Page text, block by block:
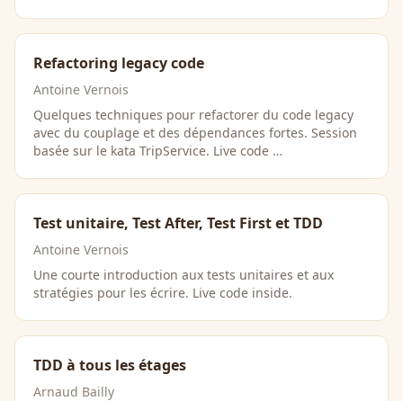
Refactoring legacy code
Antoine Vernois
Quelques techniques pour refactorer du code legacy
avec du couplage et des dépendances fortes. Session
basée sur le kata TripService. Live code …
Test unitaire, Test After, Test First et TDD
Antoine Vernois
Une courte introduction aux tests unitaires et aux
stratégies pour les écrire. Live code inside.
TDD à tous les étages
Arnaud Bailly